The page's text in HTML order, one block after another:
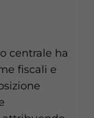
centrale ha
fiscali e